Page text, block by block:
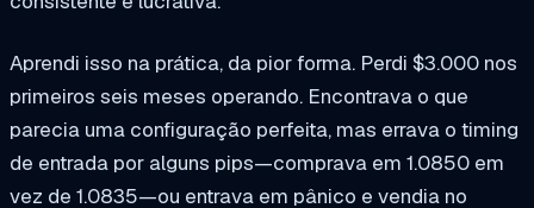
Aprendi isso na prática, da pior forma. Perdi $3.000 nos
primeiros seis meses operando. Encontrava o que
parecia uma configuração perfeita, mas errava o timing
de entrada por alguns pips—comprava em 1.0850 em
vez de 1.0835—ou entrava em pânico e vendia no